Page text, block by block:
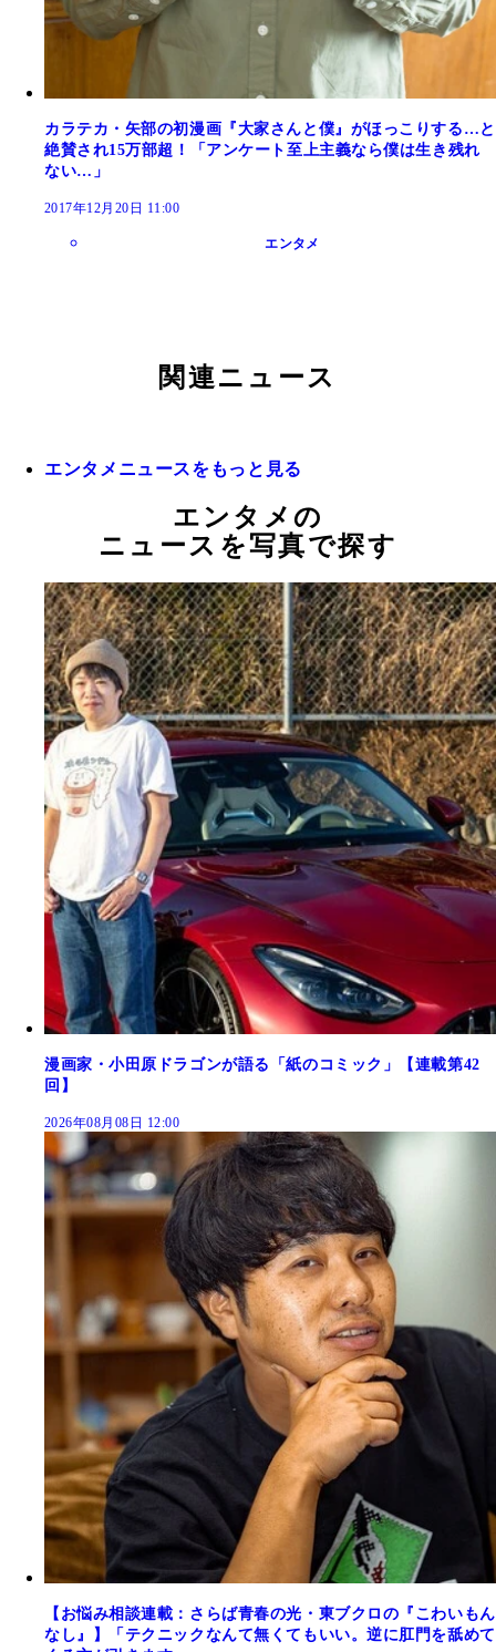
カラテカ・矢部の初漫画『大家さんと僕』がほっこりする…と
絶賛され15万部超！「アンケート至上主義なら僕は生き残れ
ない…」
2017年12月20日 11:00
エンタメ
関連ニュース
エンタメニュースをもっと見る
エンタメの
ニュースを写真で探す
漫画家・小田原ドラゴンが語る「紙のコミック」【連載第42
回】
2026年08月08日 12:00
【お悩み相談連載：さらば青春の光・東ブクロの『こわいもん
なし』】「テクニックなんて無くてもいい。逆に肛門を舐めて